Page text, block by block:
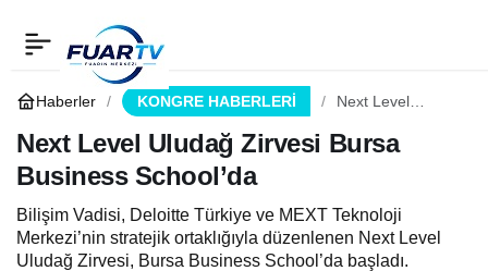
Haberler KONGRE HABERLERİ
Next Level
Bursa Business
School’da
Next Level Uludağ Zirvesi Bursa
Business School’da
Bilişim Vadisi, Deloitte Türkiye ve MEXT Teknoloji
Merkezi’nin stratejik ortaklığıyla düzenlenen Next Level
Uludağ Zirvesi, Bursa Business School’da başladı.
Next Level Uludağ Zirvesi
Bursa Business
School’da